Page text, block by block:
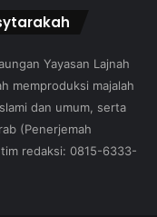
Yayasan Lajnah
memproduksi majalah
dan umum, serta
(Penerjemah
redaksi: 0815-6333-